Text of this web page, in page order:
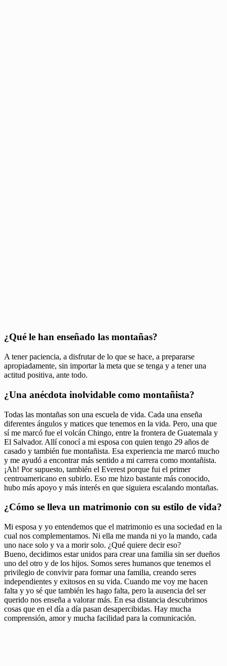
¿Qué le han enseñado las montañas?
A tener paciencia, a disfrutar de lo que se hace, a prepararse
apropiadamente, sin importar la meta que se tenga y a tener una
actitud positiva, ante todo.
¿Una anécdota inolvidable como montañista?
Todas las montañas son una escuela de vida. Cada una enseña
diferentes ángulos y matices que tenemos en la vida. Pero, una que
sí me marcó fue el volcán Chingo, entre la frontera de Guatemala y
El Salvador. Allí conocí a mi esposa con quien tengo 29 años de
casado y también fue montañista. Esa experiencia me marcó mucho
y me ayudó a encontrar más sentido a mi carrera como montañista.
¡Ah! Por supuesto, también el Everest porque fui el primer
centroamericano en subirlo. Eso me hizo bastante más conocido,
hubo más apoyo y más interés en que siguiera escalando montañas.
¿Cómo se lleva un matrimonio con su estilo de vida?
Mi esposa y yo entendemos que el matrimonio es una sociedad en la
cual nos complementamos. Ni ella me manda ni yo la mando, cada
uno nace solo y va a morir solo. ¿Qué quiere decir eso?
Bueno, decidimos estar unidos para crear una familia sin ser dueños
uno del otro y de los hijos. Somos seres humanos que tenemos el
privilegio de convivir para formar una familia, creando seres
independientes y exitosos en su vida. Cuando me voy me hacen
falta y yo sé que también les hago falta, pero la ausencia del ser
querido nos enseña a valorar más. En esa distancia descubrimos
cosas que en el día a día pasan desapercibidas. Hay mucha
comprensión, amor y mucha facilidad para la comunicación.